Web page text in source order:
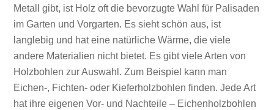
Metall gibt, ist Holz oft die bevorzugte Wahl für Palisaden
im Garten und Vorgarten. Es sieht schön aus, ist
langlebig und hat eine natürliche Wärme, die viele
andere Materialien nicht bietet. Es gibt viele Arten von
Holzbohlen zur Auswahl. Zum Beispiel kann man
Eichen-, Fichten- oder Kieferholzbohlen finden. Jede Art
hat ihre eigenen Vor- und Nachteile – Eichenholzbohlen